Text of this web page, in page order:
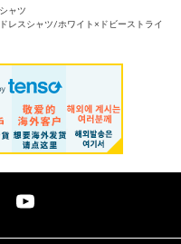
ャツ
レスシャツ/ホワイト×ドビーストライ